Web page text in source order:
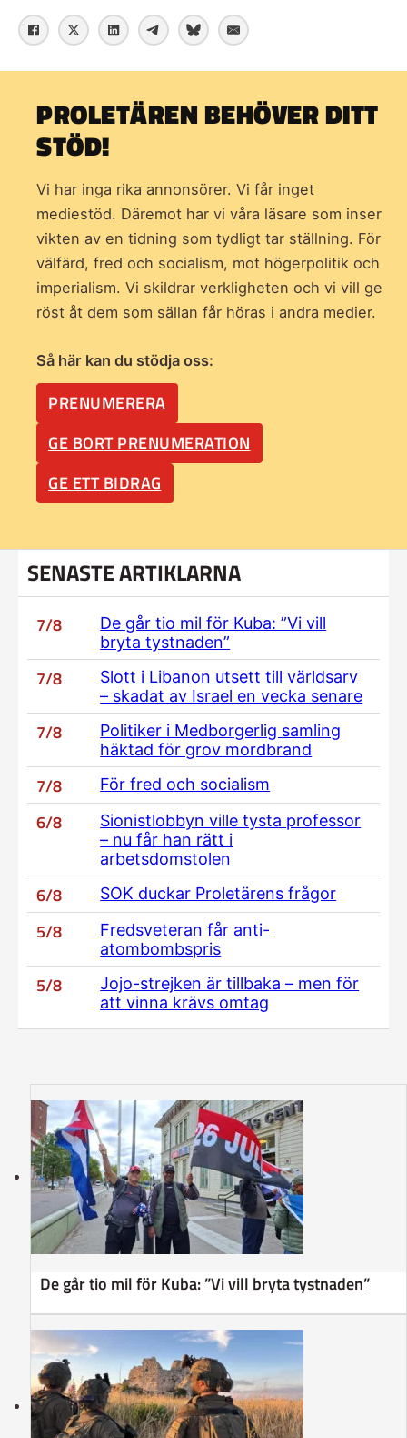
PROLETÄREN BEHÖVER DITT
STÖD!
Vi har inga rika annonsörer. Vi får inget
mediestöd. Däremot har vi våra läsare som inser
vikten av en tidning som tydligt tar ställning. För
välfärd, fred och socialism, mot högerpolitik och
imperialism. Vi skildrar verkligheten och vi vill ge
röst åt dem som sällan får höras i andra medier.
Så här kan du stödja oss:
PRENUMERERA
GE BORT PRENUMERATION
GE ETT BIDRAG
SENASTE ARTIKLARNA
7/8
De går tio mil för Kuba: ”Vi vill
bryta tystnaden”
7/8
Slott i Libanon utsett till världsarv
– skadat av Israel en vecka senare
7/8
Politiker i Medborgerlig samling
häktad för grov mordbrand
7/8 För fred och socialism
6/8
Sionistlobbyn ville tysta professor
– nu får han rätt i
arbetsdomstolen
6/8 SOK duckar Proletärens frågor
5/8
Fredsveteran får anti-
atombombspris
5/8
Jojo-strejken är tillbaka – men för
att vinna krävs omtag
De går tio mil för Kuba: ”Vi vill bryta tystnaden”